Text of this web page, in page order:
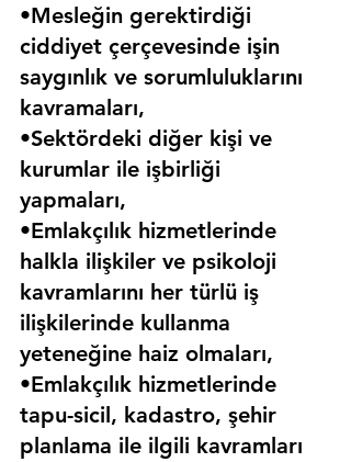
•Mesleğin gerektirdiği
ciddiyet çerçevesinde işin
saygınlık ve sorumluluklarını
kavramaları,
•Sektördeki diğer kişi ve
kurumlar ile işbirliği
yapmaları,
•Emlakçılık hizmetlerinde
halkla ilişkiler ve psikoloji
kavramlarını her türlü iş
ilişkilerinde kullanma
yeteneğine haiz olmaları,
•Emlakçılık hizmetlerinde
tapu-sicil, kadastro, şehir
planlama ile ilgili kavramları